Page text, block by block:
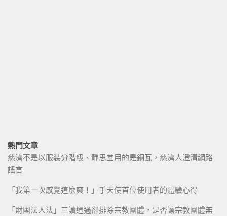
熱門文章
慈濟不是以服裝分階級、靜思堂用的是銅瓦，慈濟人澄清網路
謠言
「我第一次感覺這麼爽！」手天使首位使用者的體驗心得
「財團法人法」三讀通過卻排除宗教團體，是否讓宗教團體無